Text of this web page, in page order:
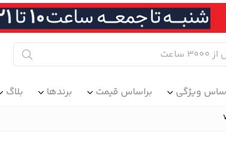
ویژگی براساس قیمت برندها بلاگ